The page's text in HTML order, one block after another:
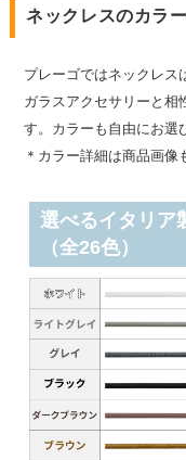
ネックレスのカラ
プレーゴではネックレス
ガラスアクセサリーと相
す。カラーも自由にお選
＊カラー詳細は商品画像
選べるイタリア
（全26色）